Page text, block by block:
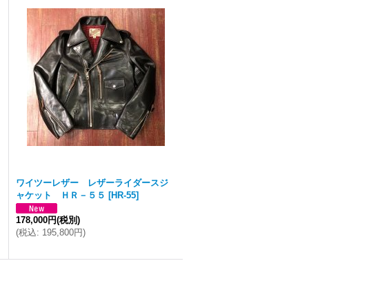
ワイツーレザー レザーライダースジ
ャケット ＨＲ－５５ [HR-55]
178,000円(税別)
(税込: 195,800円)